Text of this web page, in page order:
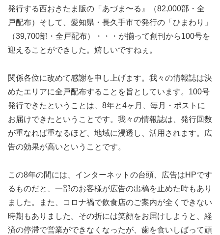
発行する西おきたま版の「あづま〜る』（82,000部・全
戸配布）そして、愛知県・長久手市で発行の「ひまわり」
（39,700部・全戸配布）・・・が揃って創刊から100号を
迎えることができした。嬉しいですねぇ。
関係各位に改めて感謝を申し上げます。我々の情報誌は決
めたエリアに全戸配布することを旨としています。100号
発行できたということは、8年と4ヶ月、毎月・ポストに
お届けできたということです。我々の情報誌は、発行回数
が重なれば重なるほど、地域に浸透し、活用されます。広
告の効果が高いということです。
この8年の間には、インターネットの台頭、広告はHPです
るものだと、一部のお客様が広告の出稿を止めた時もあり
ました。また、コロナ禍で飲食店のご案内が全くできない
時期もありました。その折には笑顔をお届けしようと、経
済の停滞で営業ができなくなったが、歯を食いしばって頑